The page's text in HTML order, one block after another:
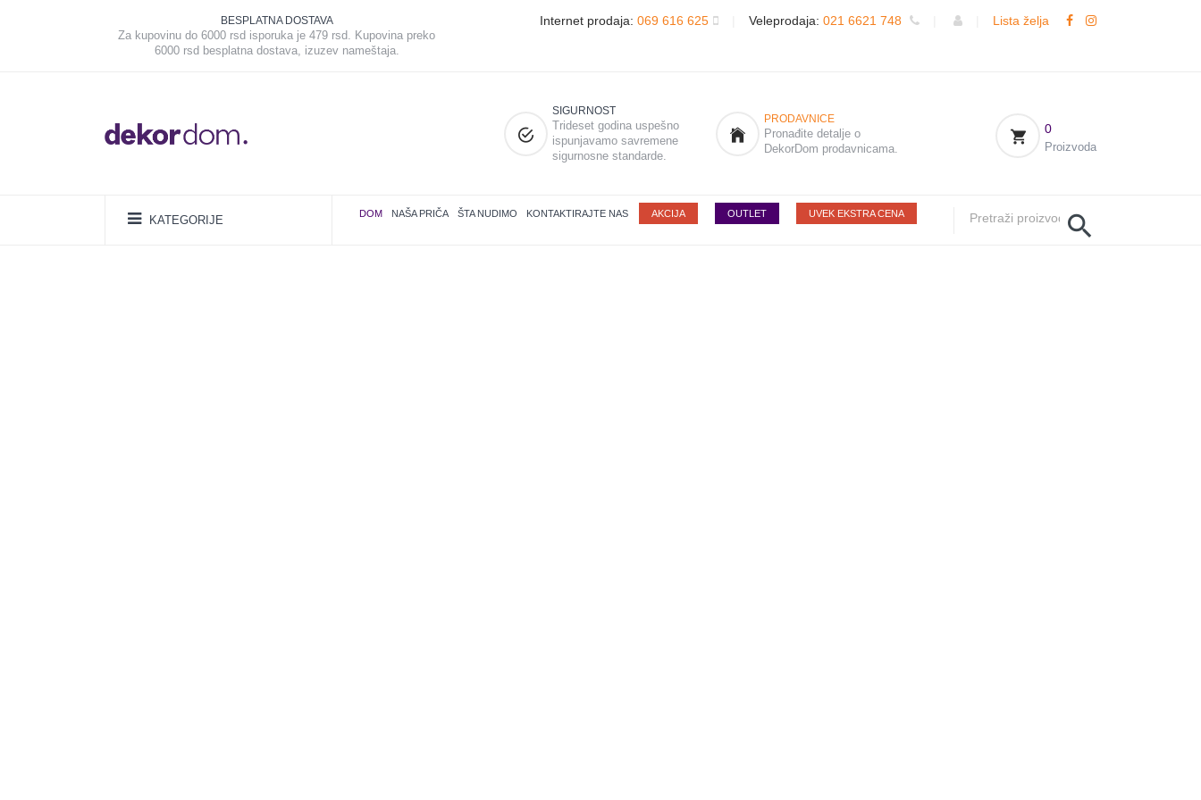
BESPLATNA DOSTAVA
Za kupovinu do 6000 rsd isporuka je 479 rsd. Kupovina preko
6000 rsd besplatna dostava, izuzev nameštaja.
Internet prodaja: 069 616 625 Veleprodaja: 021 6621 748 Lista želja
SIGURNOST
Trideset godina uspešno
ispunjavamo savremene
sigurnosne standarde.
PRODAVNICE
Pronađite detalje o
DekorDom prodavnicama.
0
Proizvoda
KATEGORIJE DOM NAŠA PRIČA ŠTA NUDIMO KONTAKTIRAJTE NAS AKCIJA OUTLET UVEK EKSTRA CENA